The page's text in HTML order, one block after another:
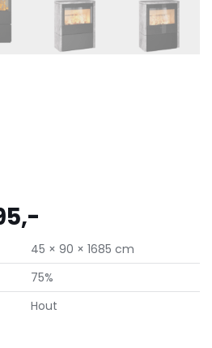
45 × 90 × 1685 cm
75%
Hout